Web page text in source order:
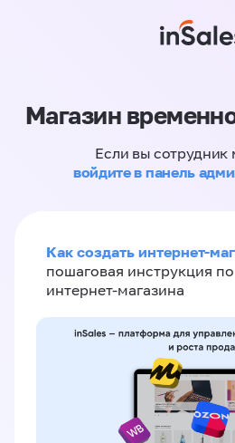
Магазин
Если вы сотрудник
войдите в панель
Как создать интернет-
пошаговая инструкция
интернет-магазина